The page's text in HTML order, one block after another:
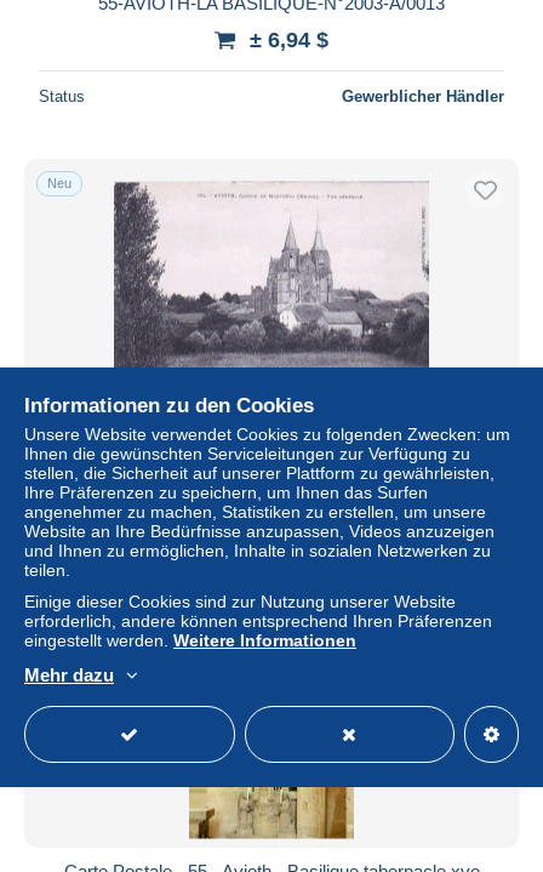
± 6,94 $
Status Gewerblicher Händler
Neu
55 - AVIOTH canton de Montmedy - vue generale
± 1,85 $
Status Gewerblicher Händler
Neu
Informationen zu den Cookies
Unsere Website verwendet Cookies zu folgenden Zwecken: um
Ihnen die gewünschten Serviceleitungen zur Verfügung zu
stellen, die Sicherheit auf unserer Plattform zu gewährleisten,
Ihre Präferenzen zu speichern, um Ihnen das Surfen
angenehmer zu machen, Statistiken zu erstellen, um unsere
Website an Ihre Bedürfnisse anzupassen, Videos anzuzeigen
und Ihnen zu ermöglichen, Inhalte in sozialen Netzwerken zu
teilen.
Einige dieser Cookies sind zur Nutzung unserer Website
erforderlich, andere können entsprechend Ihren Präferenzen
eingestellt werden. Weitere Informationen
Mehr dazu